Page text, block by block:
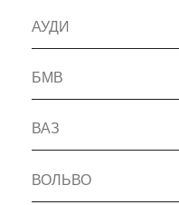
АУДИ
БМВ
ВАЗ
ВОЛЬВО